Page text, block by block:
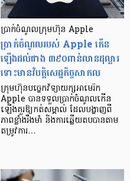
ប្រាក់ចំណូលក្រុមហ៊ុន Apple
ប្រាក់ចំណូលរបស់ Apple កើន
ឡើងដល់ជាង ៣៩០ពាន់លានដុល្លារ
ទោះមានវិបត្តិសេដ្ឋកិច្ចសាកល
ក្រុមហ៊ុនបច្ចេកវិទ្យាយក្សអាមេរិក
Apple បានទទួលប្រាក់ចំណូលកើន
ឡើងគួរឱ្យកត់សម្គាល់ ដែលបង្ហាញពី
ភាពខ្លាំងរឹងមាំ និងការឆ្លើយតបបានតាម
តម្រូវការ…